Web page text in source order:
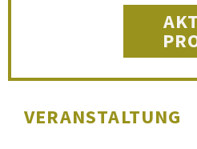
VERANSTALTUNG